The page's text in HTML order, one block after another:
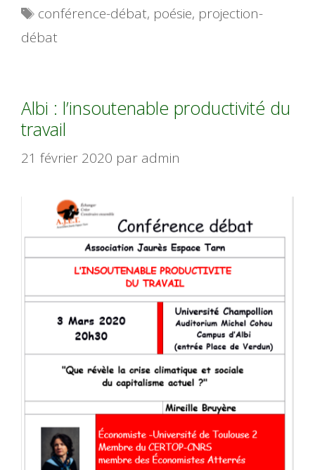
Étiquettes
conférence-débat, poésie, projection-
débat
Albi : l’insoutenable productivité du
travail
21 février 2020 par admin